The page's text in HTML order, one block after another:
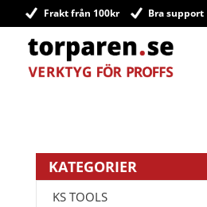
Frakt från 100kr Bra support
KATEGORIER
KS TOOLS